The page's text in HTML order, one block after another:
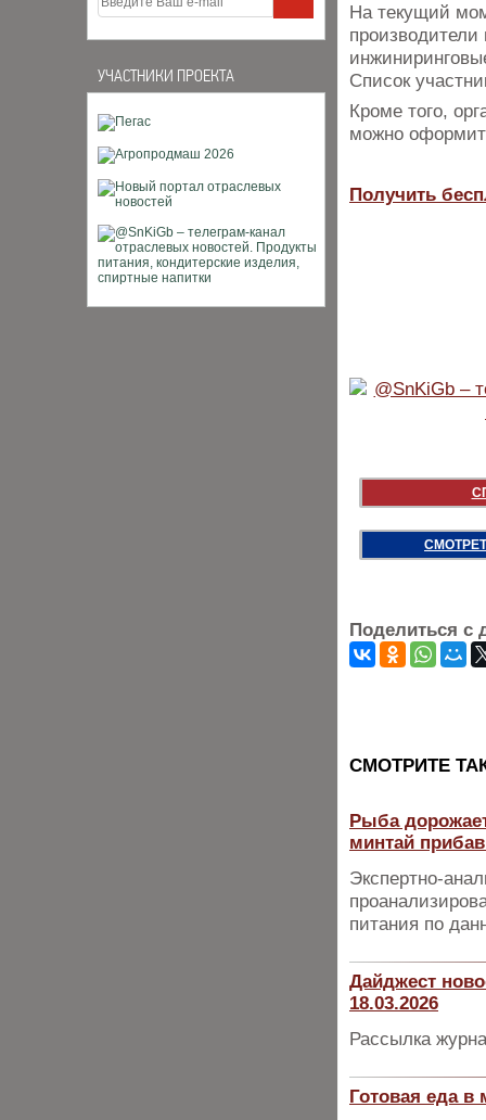
УЧАСТНИКИ ПРОЕКТА
На текущий
Список
Кроме того,
можно
Получить
Поделиться с
CМОТРИТЕ
Рыба
минтай
Экспертно-
питания по
Дайджест
18.03.2026
Рассылка
Готовая еда в